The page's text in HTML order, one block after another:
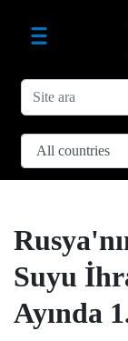
Suyu
Ayında